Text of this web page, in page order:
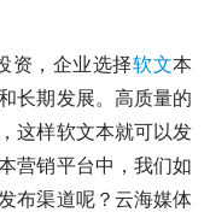
资，企业选择软文本
长期发展。高质量的
这样软文本就可以发
营销平台中，我们如
布渠道呢？云海媒体